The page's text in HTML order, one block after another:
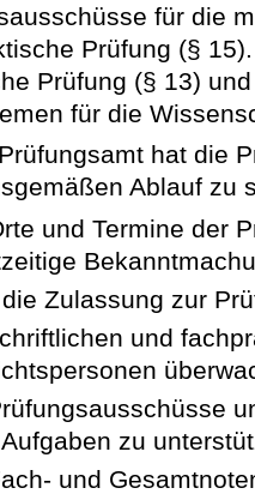
für die
Prüfung (§
Prüfung (§ 13)
für die
hat die
Ablauf zu
und Termine der
Zulassung zur
und
zu
und